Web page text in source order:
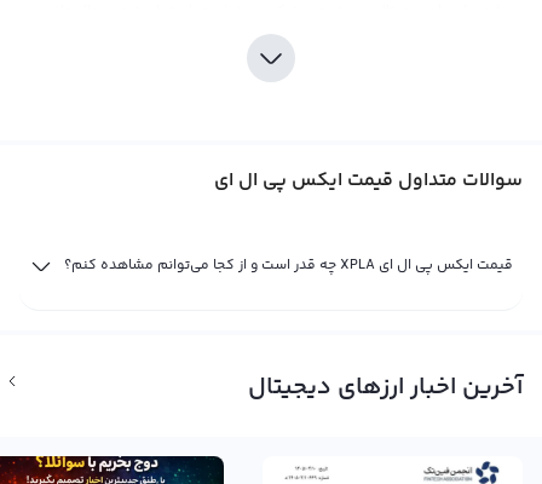
بازار کوچکی در مقایسه با بیت کوین دارد.
پی ال ای و معرفی آن در سطح بین‌المللی، می‌توان انتظار داشت قیمت آن نیز افزایش
همانند بیت کوین، قیمت ایکس پی ال ای نیز می‌تواند به صورت مقایسه با پول‌های
ایکس پی ال ای در تتر نمایش داده شده و مبلغی معادل با یک دلار آمریکا است. اما
سوالات متداول قیمت ایکس پی ال ای
قیمت ایکس پی ال ای XPLA چه قدر است و از کجا می‌توانم مشاهده کنم؟
آخرین اخبار ارزهای دیجیتال